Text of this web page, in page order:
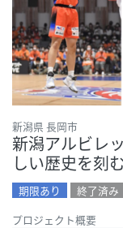
新潟県 長岡市
新潟アルビレ
しい歴史を刻
期限あり
終了済み
プロジェクト概要